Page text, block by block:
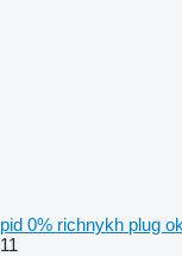
pid 0% richnykh plug
11